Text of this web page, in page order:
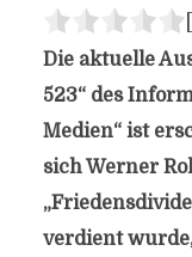
Die aktuelle
523“ des
Medien“ ist
sich Werner
verdient